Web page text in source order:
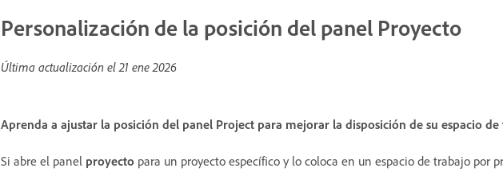
Personalización de la posición del panel Proyecto
Última actualización el21 ene 2026
Aprenda a ajustar la posición del panel Project para mejorar la disposición de su espacio
Si abre el panel proyecto para un proyecto específico y lo coloca en un espacio de trabajo por